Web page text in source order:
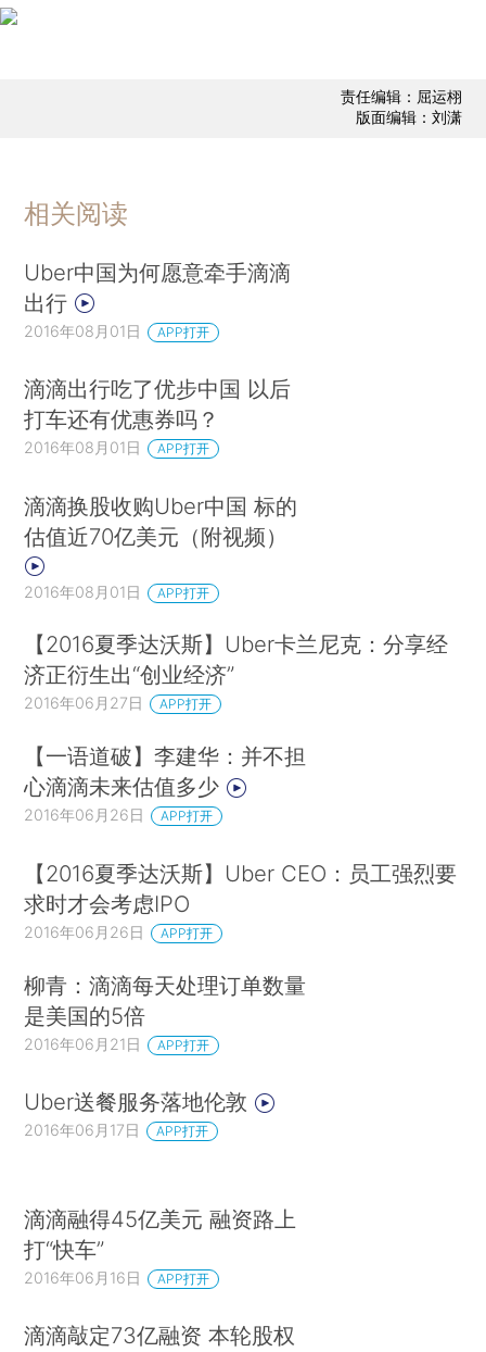
责任编辑：屈运栩
版面编辑：刘潇
相关阅读
Uber中国为何愿意牵手滴滴
出行
2016年08月01日 APP打开
滴滴出行吃了优步中国 以后
打车还有优惠券吗？
2016年08月01日 APP打开
滴滴换股收购Uber中国 标的
估值近70亿美元（附视频）
2016年08月01日 APP打开
【2016夏季达沃斯】Uber卡兰尼克：分享经
济正衍生出“创业经济”
2016年06月27日 APP打开
【一语道破】李建华：并不担
心滴滴未来估值多少
2016年06月26日 APP打开
【2016夏季达沃斯】Uber CEO：员工强烈要
求时才会考虑IPO
2016年06月26日 APP打开
柳青：滴滴每天处理订单数量
是美国的5倍
2016年06月21日 APP打开
Uber送餐服务落地伦敦
2016年06月17日 APP打开
滴滴融得45亿美元 融资路上
打“快车”
2016年06月16日 APP打开
滴滴敲定73亿融资 本轮股权